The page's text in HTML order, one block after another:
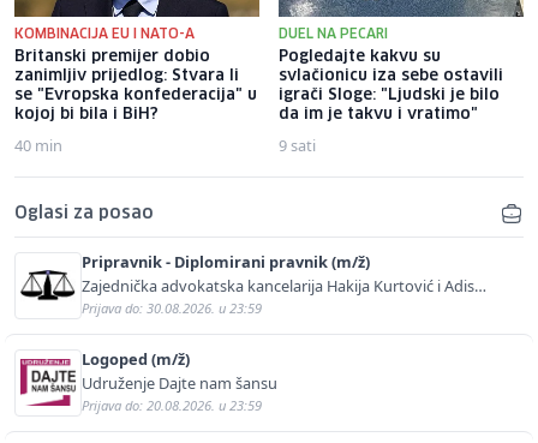
KOMBINACIJA EU I NATO-A
Britanski premijer dobio
zanimljiv prijedlog: Stvara li
se "Evropska konfederacija" u
kojoj bi bila i BiH?
40 min
DUEL NA PECARI
Pogledajte kakvu su
svlačionicu iza sebe ostavili
igrači Sloge: "Ljudski je bilo
da im je takvu i vratimo"
9 sati
Oglasi za posao
Pripravnik - Diplomirani pravnik (m/ž)
Zajednička advokatska kancelarija Hakija Kurtović i Adis
Kurtović
Prijava do: 30.08.2026. u 23:59
Logoped (m/ž)
Udruženje Dajte nam šansu
Prijava do: 20.08.2026. u 23:59